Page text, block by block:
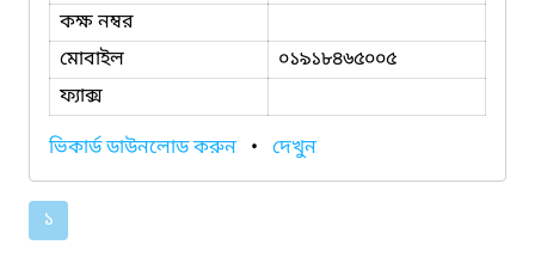
কক্ষ নম্বর
মোবাইল
০১৯১৮৪৬৫০০৫
ফ্যাক্স
ভিকার্ড ডাউনলোড করুন • দেখুন
১